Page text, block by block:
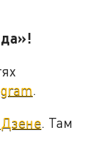
.
Дзене. Там